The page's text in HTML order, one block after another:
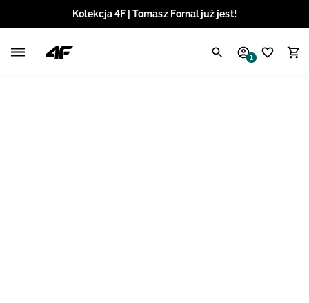
Kolekcja 4F | Tomasz Fornal już jest!
1